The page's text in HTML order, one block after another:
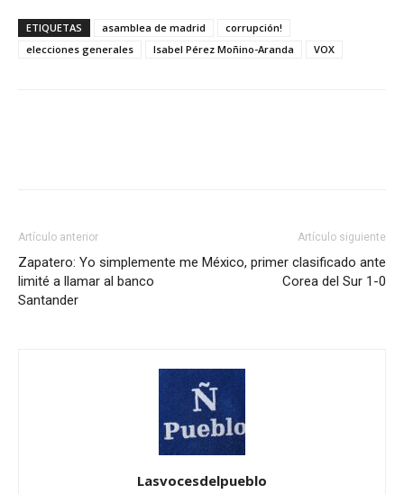
ETIQUETAS asamblea de madrid
corrupción!
elecciones generales
Isabel Pérez Moñino-Aranda VOX
Artículo anterior
Zapatero: Yo simplemente me
limité a llamar al banco
Santander
Artículo siguiente
México, primer clasificado ante
Corea del Sur 1-0
Lasvocesdelpueblo